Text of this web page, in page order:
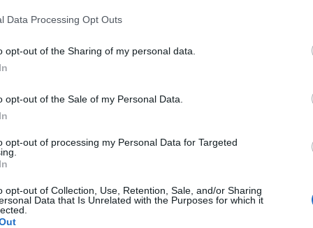
Data Processing Opt Outs
opt-out of the Sharing of my personal data.
opt-out of the Sale of my Personal Data.
opt-out of processing my Personal Data for Targeted
opt-out of Collection, Use, Retention, Sale, and/or Sharing
Data that Is Unrelated with the Purposes for which it